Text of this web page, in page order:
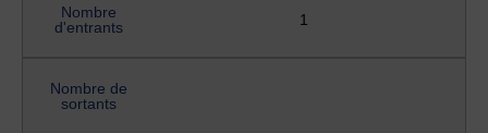
Nombre
d'entrants
1
Nombre de
sortants